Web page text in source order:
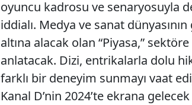
oyuncu kadrosu ve senaryosuyla
iddialı. Medya ve sanat
altına alacak olan “Piyasa,”
anlatacak. Dizi, entrikalarla dolu
farklı bir deneyim sunmayı vaat
Kanal D’nin 2024’te ekrana